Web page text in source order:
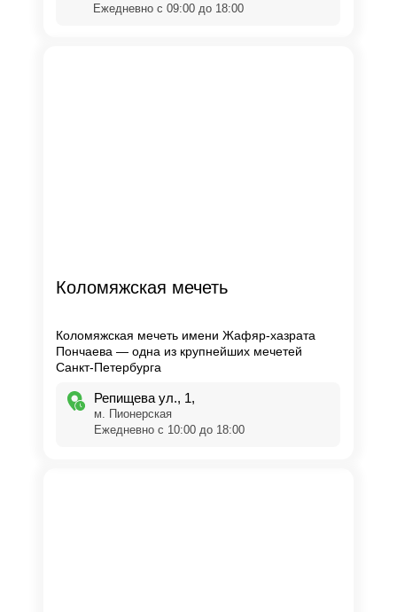
Ежедневно с 09:00 до 18:00
Коломяжская мечеть
Коломяжская мечеть имени Жафяр-хазрата
Пончаева — одна из крупнейших мечетей
Санкт-Петербурга
​Репищева ул., 1,
м. Пионерская
Ежедневно с 10:00 до 18:00